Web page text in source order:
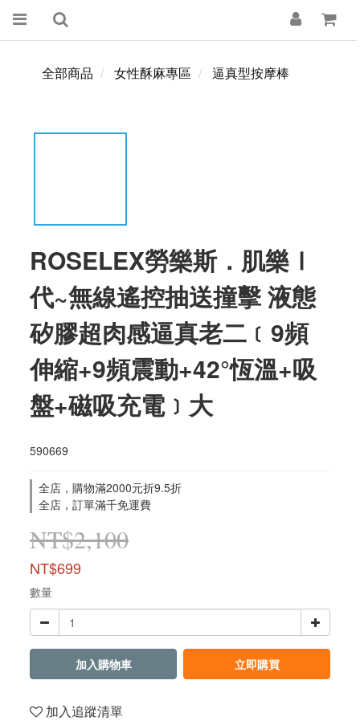
全部商品 女性酥麻專區 逼真型按摩棒
ROSELEX勞樂斯．肌樂Ⅰ
代~無線遙控抽送撞擊 液態
矽膠超肉感逼真老二﹝9頻
伸縮+9頻震動+42°恆溫+吸
盤+磁吸充電﹞大
590669
全店，購物滿2000元折9.5折
全店，訂單滿千免運費
NT$2,100
NT$699
數量
加入購物車 立即購買
加入追蹤清單